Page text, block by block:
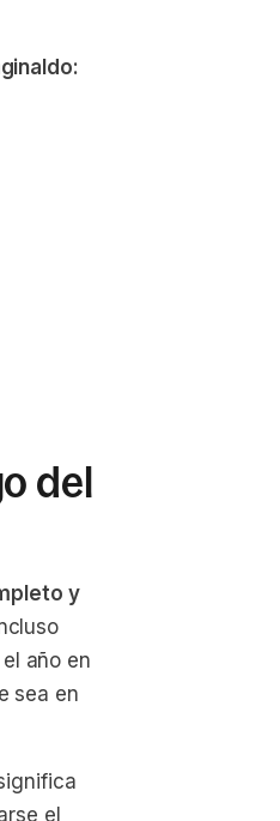
del
y
año en
sea en
el